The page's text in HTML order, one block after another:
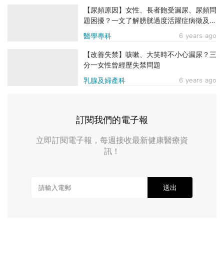
醫學專科 6 years ago
【尿頻原因】女性、長者飽受漏尿、尿頻問
題困擾？一文了解膀胱過度活躍症病徵及治
療方法
乳腺及婦產科 6 years ago
【改善失禁】咳嗽、大笑時不小心漏尿？三
分一女性曾經歷失禁問題
訂閱我們的電子報
立即訂閱電子報，每週接收最新健康醫療資
訊！
送出